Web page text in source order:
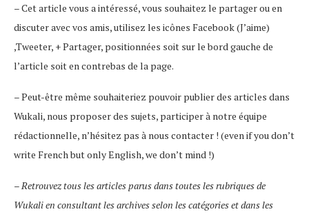
– Cet article vous a intéressé, vous souhaitez le partager ou en
discuter avec vos amis, utilisez les icônes Facebook (J’aime)
,Tweeter, + Partager, positionnées soit sur le bord gauche de
l’article soit en contrebas de la page.
– Peut-être même souhaiteriez pouvoir publier des articles dans
Wukali, nous proposer des sujets, participer à notre équipe
rédactionnelle, n’hésitez pas à nous contacter ! (even if you don’t
write French but only English, we don’t mind !)
– Retrouvez tous les articles parus dans toutes les rubriques de
Wukali en consultant les archives selon les catégories et dans les